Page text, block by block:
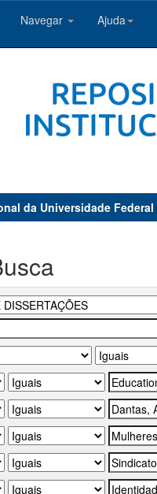
Navegar Ajuda
da Universidade Federal